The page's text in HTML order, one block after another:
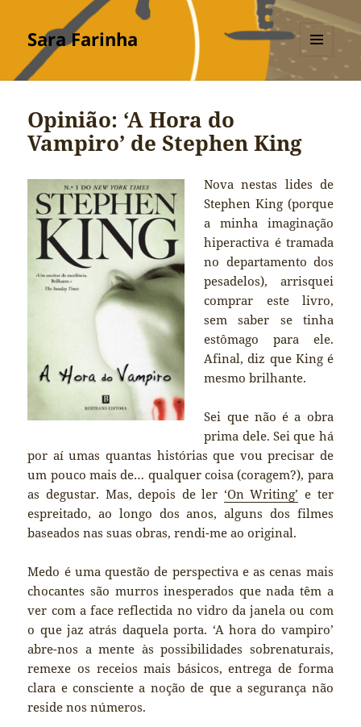
Sara Farinha
MENU
Opinião: ‘A Hora do
Vampiro’ de Stephen King
Nova nestas lides de
Stephen King (porque
a minha imaginação
hiperactiva é tramada
no departamento dos
pesadelos), arrisquei
comprar este livro,
sem saber se tinha
estômago para ele.
Afinal, diz que King é
mesmo brilhante.
Sei que não é a obra
prima dele. Sei que há
por aí umas quantas histórias que vou precisar de
um pouco mais de… qualquer coisa (coragem?), para
as degustar. Mas, depois de ler ‘On Writing’ e ter
espreitado, ao longo dos anos, alguns dos filmes
baseados nas suas obras, rendi-me ao original.
Medo é uma questão de perspectiva e as cenas mais
chocantes são murros inesperados que nada têm a
ver com a face reflectida no vidro da janela ou com
o que jaz atrás daquela porta. ‘A hora do vampiro’
abre-nos a mente às possibilidades sobrenaturais,
remexe os receios mais básicos, entrega de forma
clara e consciente a noção de que a segurança não
reside nos números.